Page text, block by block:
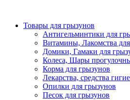
Товары для грызунов
Антигельминтики для
Витамины, Лакомства
Домики, Гамаки для
Колеса, Шары
Корма для грызунов
Лекарства, средства
Опилки для грызунов
Песок для грызунов